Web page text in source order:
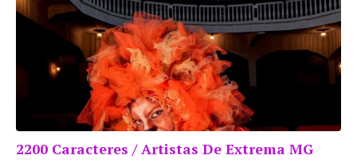
2200 Caracteres / Artistas De Extrema MG